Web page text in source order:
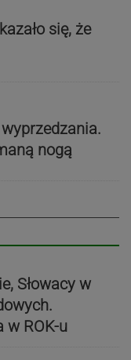
się, że
nogą
Słowacy w
w ROK-u